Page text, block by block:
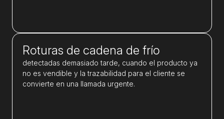
Roturas de cadena de frío
detectadas demasiado tarde, cuando el producto ya
no es vendible y la trazabilidad para el cliente se
convierte en una llamada urgente.